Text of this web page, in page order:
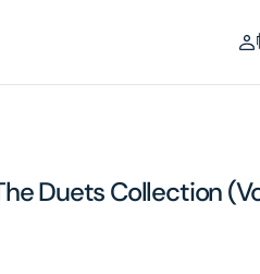
Duets Collection